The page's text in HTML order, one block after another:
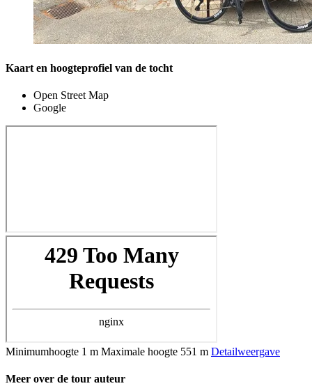
Kaart en hoogteprofiel van de tocht
Open Street Map
Google
Minimumhoogte 1 m Maximale hoogte 551 m Detailweergave
Meer over de tour auteur